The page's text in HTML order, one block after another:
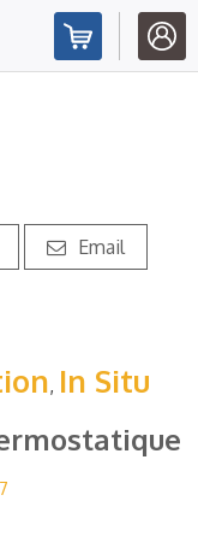
Email
, In Situ